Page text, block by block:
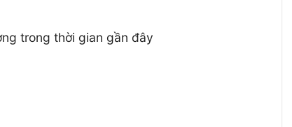
trong thời gian gần đây